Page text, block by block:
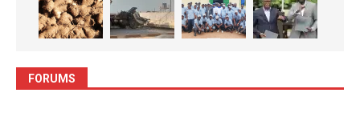
FORUMS